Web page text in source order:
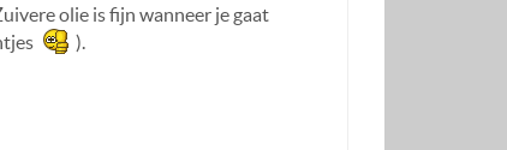
olie is fijn wanneer je gaat
).